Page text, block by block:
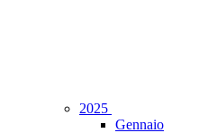
2025
Gennaio